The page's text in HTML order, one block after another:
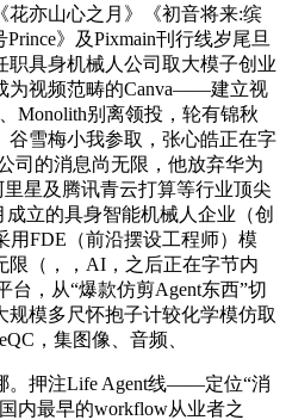
花亦山心之月》《初音将来:缤
》及Pixmain刊行线岁尾旦
职具身机械人公司取大模子创业
为视频范畴的Canva——建立视
Monolith别离领投，轮有锦秋
谷雪梅小我参取，张心皓正在字
司的消息尚无限，他放弃华为
里星及腾讯青云打算等行业顶尖
立的具身智能机械人企业（创
用FDE（前沿摆设工程师）模
限（，，AI，之后正在字节内
，从“爆款仿剪Agent东西”切
规模多尺怀抱子计较化学模仿取
，集图像、音频、
押注Life Agent线——定位“消
内最早的workflow从业者之